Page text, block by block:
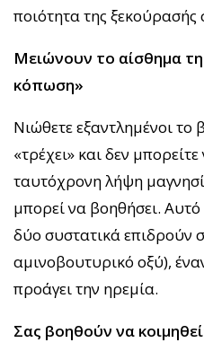
ποιότητα της ξεκούρασής
Μειώνουν το αίσθημα
κόπωση»
Νιώθετε εξαντλημένοι
«τρέχει» και δεν
ταυτόχρονη λήψη
μπορεί να βοηθήσει. Αυτό
δύο συστατικά επιδρούν
αμινοβουτυρικό οξύ),
προάγει την ηρεμία.
Σας βοηθούν να